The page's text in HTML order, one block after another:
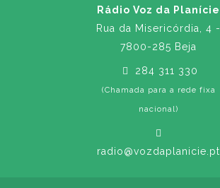
Rádio Voz da Planície
Rua da Misericórdia, 4 -
7800-285 Beja
284 311 330
(Chamada para a rede fixa
nacional)
radio@vozdaplanicie.pt